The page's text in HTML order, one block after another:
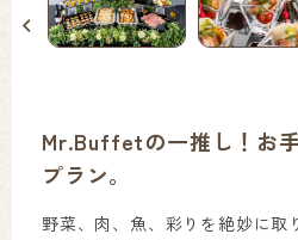
Mr.Buffetの一推し！お
プラン。
野菜、肉、魚、彩りを絶妙に取